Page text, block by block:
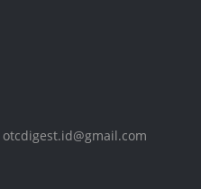
otcdigest.id@gmail.com